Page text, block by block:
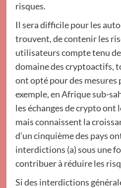
risques.
Il sera difficile pour les
trouvent, de contenir les
utilisateurs compte tenu
domaine des cryptoactifs,
ont opté pour des mesures
exemple, en Afrique sub-
les échanges de crypto ont
mais connaissent la
d’un cinquième des pays
interdictions (a) sous une
contribuer à réduire les
Si des interdictions